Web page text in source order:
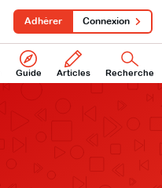
Guide Articles Recherche
Adhérer Connexion